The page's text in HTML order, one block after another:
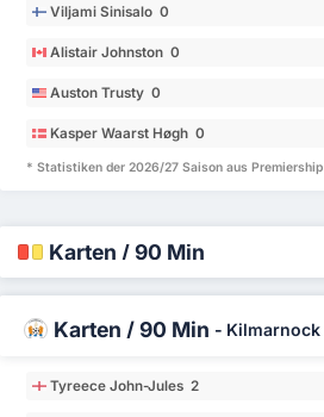
Viljami Sinisalo 0
Alistair Johnston 0
Auston Trusty 0
Kasper Waarst Høgh 0
* Statistiken der 2026/27 Saison aus Premiership
Karten / 90 Min
Karten / 90 Min - Kilmarnock
Tyreece John-Jules 2